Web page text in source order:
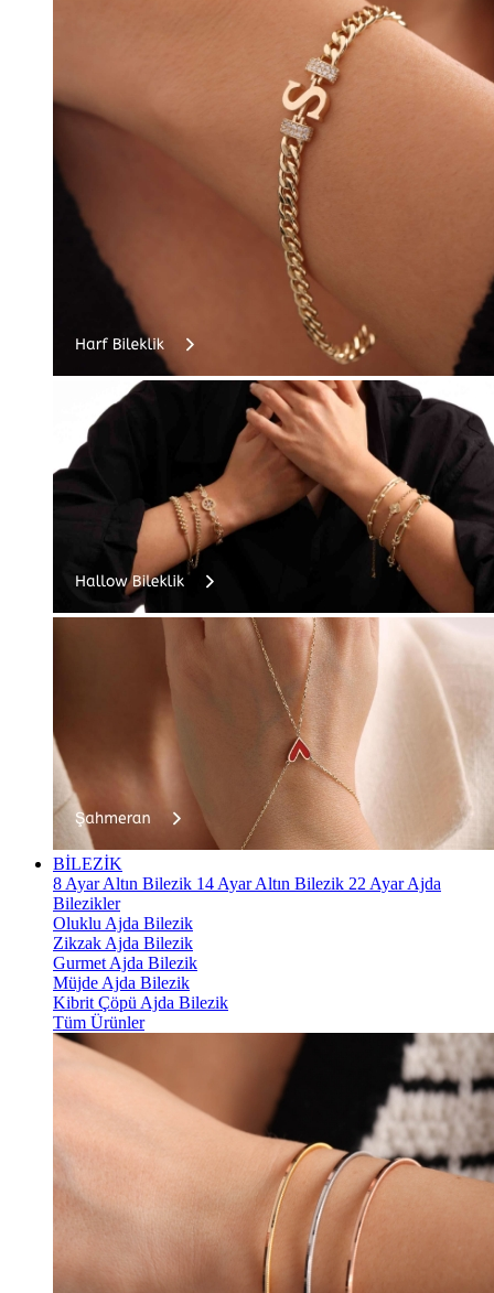
BİLEZİK
8 Ayar Altın Bilezik 14 Ayar Altın Bilezik 22 Ayar Ajda
Bilezikler
Oluklu Ajda Bilezik
Zikzak Ajda Bilezik
Gurmet Ajda Bilezik
Müjde Ajda Bilezik
Kibrit Çöpü Ajda Bilezik
Tüm Ürünler